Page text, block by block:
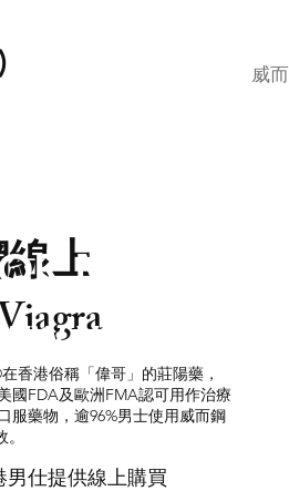
威
上
香港俗稱「偉哥」的莊陽藥，
國FDA及歐洲FMA認可用作治療
服藥物，逾96%男士使用威而鋼
男仕提供線上購買
MEN